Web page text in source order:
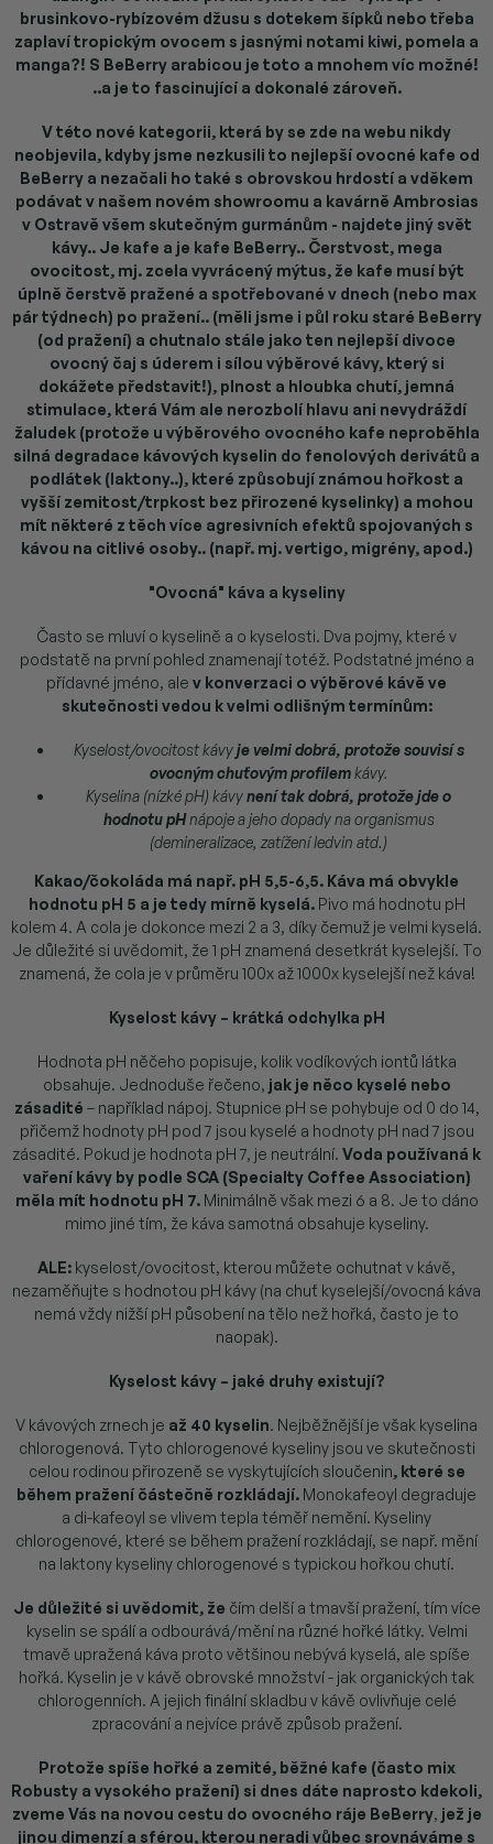
brusinkovo-rybízovém džusu s dotekem šípků nebo třeba
zaplaví tropickým ovocem s jasnými notami kiwi, pomela a
manga?! S BeBerry arabicou je toto a mnohem víc možné!
..a je to fascinující a dokonalé zároveň.
V této nové kategorii, která by se zde na webu nikdy
neobjevila, kdyby jsme nezkusili to nejlepší ovocné kafe od
BeBerry a nezačali ho také s obrovskou hrdostí a vděkem
podávat v našem novém showroomu a kavárně Ambrosias
v Ostravě všem skutečným gurmánům - najdete jiný svět
kávy.. Je kafe a je kafe BeBerry.. Čerstvost, mega
ovocitost, mj. zcela vyvrácený mýtus, že kafe musí být
úplně čerstvě pražené a spotřebované v dnech (nebo max
pár týdnech) po pražení.. (měli jsme i půl roku staré BeBerry
(od pražení) a chutnalo stále jako ten nejlepší divoce
ovocný čaj s úderem i sílou výběrové kávy, který si
dokážete představit!), plnost a hloubka chutí, jemná
stimulace, která Vám ale nerozbolí hlavu ani nevydráždí
žaludek (protože u výběrového ovocného kafe neproběhla
silná degradace kávových kyselin do fenolových derivátů a
podlátek (laktony..), které způsobují známou hořkost a
vyšší zemitost/trpkost bez přirozené kyselinky) a mohou
mít některé z těch více agresivních efektů spojovaných s
kávou na citlivé osoby.. (např. mj. vertigo, migrény, apod.)
"Ovocná" káva a kyseliny
Často se mluví o kyselině a o kyselosti. Dva pojmy, které v
podstatě na první pohled znamenají totéž. Podstatné jméno a
přídavné jméno, ale v konverzaci o výběrové kávě ve
skutečnosti vedou k velmi odlišným termínům:
Kyselost/ovocitost kávyje velmi dobrá, protože souvisí s
ovocným chuťovým profilemkávy.
Kyselina (nízké pH) kávynení tak dobrá, protože jde o
hodnotu pHnápoje a jeho dopady na organismus
(demineralizace, zatížení ledvin atd.)
Kakao/čokoláda má např. pH 5,5-6,5. Káva má obvykle
hodnotu pH 5 a je tedy mírně kyselá.Pivo má hodnotu pH
kolem 4. A cola je dokonce mezi 2 a 3, díky čemuž je velmi kyselá.
Je důležité si uvědomit, že 1 pH znamená desetkrát kyselejší. To
znamená, že cola je v průměru 100x až 1000x kyselejší než káva!
Kyselost kávy – krátká odchylka pH
Hodnota pH něčeho popisuje, kolik vodíkových iontů látka
obsahuje. Jednoduše řečeno, jak je něco kyselé nebo
zásadité – například nápoj. Stupnice pH se pohybuje od 0 do 14,
přičemž hodnoty pH pod 7 jsou kyselé a hodnoty pH nad 7 jsou
zásadité. Pokud je hodnota pH 7, je neutrální. Voda používaná k
vaření kávy by podle SCA (Specialty Coffee Association)
měla mít hodnotu pH 7.Minimálně však mezi 6 a 8. Je to dáno
mimo jiné tím, že káva samotná obsahuje kyseliny.
ALE: kyselost/ovocitost, kterou můžete ochutnat v kávě,
nezaměňujte s hodnotou pH kávy (na chuť kyselejší/ovocná káva
nemá vždy nižší pH působení na tělo než hořká, často je to
naopak).
Kyselost kávy – jaké druhy existují?
V kávových zrnech je až 40 kyselin. Nejběžnější je však kyselina
chlorogenová. Tyto chlorogenové kyseliny jsou ve skutečnosti
celou rodinou přirozeně se vyskytujících sloučenin, které se
během pražení částečně rozkládají. Monokafeoyl degraduje
a di-kafeoyl se vlivem tepla téměř nemění. Kyseliny
chlorogenové, které se během pražení rozkládají, se např. mění
na laktony kyseliny chlorogenové s typickou hořkou chutí.
Je důležité si uvědomit, že čím delší a tmavší pražení, tím více
kyselin se spálí a odbourává/mění na různé hořké látky. Velmi
tmavě upražená káva proto většinou nebývá kyselá, ale spíše
hořká. Kyselin je v kávě obrovské množství - jak organických tak
chlorogenních. A jejich finální skladbu v kávě ovlivňuje celé
zpracování a nejvíce právě způsob pražení.
Protože spíše hořké a zemité, běžné kafe (často mix
Robusty a vysokého pražení) si dnes dáte naprosto kdekoli,
zveme Vás na novou cestu do ovocného ráje BeBerry, jež je
jinou dimenzí a sférou, kterou neradi vůbec srovnáváme s